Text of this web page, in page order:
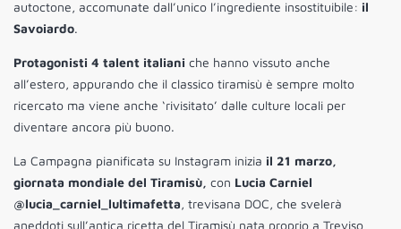
autoctone, accomunate dall’unico l’ingrediente insostituibile: il
Savoiardo.
Protagonisti 4 talent italiani che hanno vissuto anche
all’estero, appurando che il classico tiramisù è sempre molto
ricercato ma viene anche ‘rivisitato’ dalle culture locali per
diventare ancora più buono.
La Campagna pianificata su Instagram inizia il 21 marzo,
giornata mondiale del Tiramisù, con Lucia Carniel
@lucia_carniel_lultimafetta, trevisana DOC, che svelerà
aneddoti sull’antica ricetta del Tiramisù nata proprio a Treviso